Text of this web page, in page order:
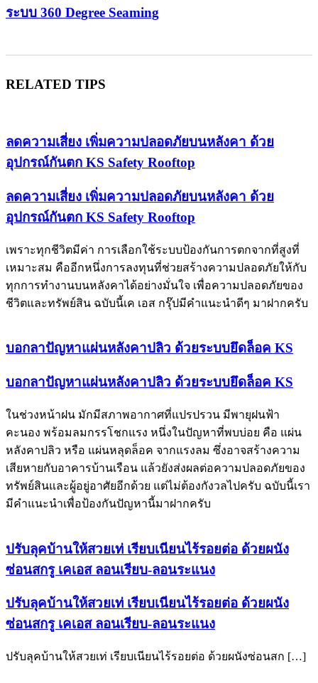
ระบบ 360 Degree Seaming
RELATED TIPS
ลดความเสี่ยง เพิ่มความปลอดภัยบนหลังคา ด้วย
อุปกรณ์กันตก KS Safety Rooftop
ลดความเสี่ยง เพิ่มความปลอดภัยบนหลังคา ด้วย
อุปกรณ์กันตก KS Safety Rooftop
เพราะทุกชีวิตมีค่า การเลือกใช้ระบบป้องกันการตกจากที่สูงที่
เหมาะสม คืออีกหนึ่งการลงทุนที่ช่วยสร้างความปลอดภัยให้กับ
ทุกการทำงานบนหลังคาได้อย่างมั่นใจ เพื่อความปลอดภัยของ
ชีวิตและทรัพย์สิน ฉบับนี้เค เอส กรุ๊ปมีคำแนะนำดีๆ มาฝากครับ
บอกลาปัญหาแผ่นหลังคาปลิว ด้วยระบบยึดล็อค KS
บอกลาปัญหาแผ่นหลังคาปลิว ด้วยระบบยึดล็อค KS
ในช่วงหน้าฝน มักมีสภาพอากาศที่แปรปรวน มีพายุฝนฟ้า
คะนอง พร้อมลมกรรโชกแรง หนึ่งในปัญหาที่พบบ่อย คือ แผ่น
หลังคาปลิว หรือ แผ่นหลุดล็อค จากแรงลม ซึ่งอาจสร้างความ
เสียหายกับอาคารบ้านเรือน แล้วยังส่งผลต่อความปลอดภัยของ
ทรัพย์สินและผู้อยู่อาศัยอีกด้วย แต่ไม่ต้องกังวลไปครับ ฉบับนี้เรา
มีคำแนะนำเพื่อป้องกันปัญหานี้มาฝากครับ
ปรับลุคบ้านให้สวยเท่ เรียบเนียนไร้รอยต่อ ด้วยผนัง
ซ่อนสกรู เคเอส ลอนเรียบ-ลอนระแนง
ปรับลุคบ้านให้สวยเท่ เรียบเนียนไร้รอยต่อ ด้วยผนัง
ซ่อนสกรู เคเอส ลอนเรียบ-ลอนระแนง
ปรับลุคบ้านให้สวยเท่ เรียบเนียนไร้รอยต่อ ด้วยผนังซ่อนสก […]